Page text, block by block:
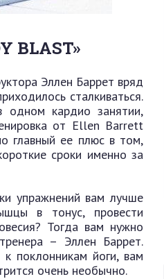
BLAST»
Эллен Баррет вряд
сталкиваться.
одном кардио занятии,
от Еllen Вarrett
главный ее плюс в том,
сроки именно за
упражнений вам лучше
в тонус, провести
Тогда вам нужно
– Эллен Баррет.
поклонникам йоги, вам
очень необычно.